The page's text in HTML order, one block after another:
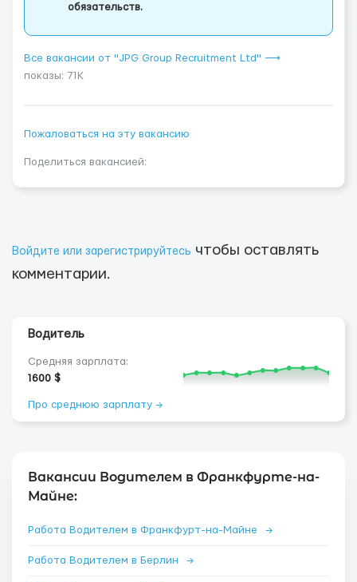
обязательств.
Все вакансии от "JPG Group Recruitment Ltd" ⟶
показы: 71K
Пожаловаться на эту вакансию
Поделиться вакансией:
Войдите или зарегистрируйтесь чтобы оставлять
комментарии.
Водитель
Средняя зарплата:
1600 $
Про среднюю зарплату →
Вакансии Водителем в Франкфурте-на-
Майне:
Работа Водителем в Франкфурт-на-Майне →
Работа Водителем в Берлин →